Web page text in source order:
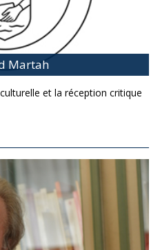
Martah
et la réception critique